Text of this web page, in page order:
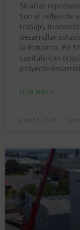
58 años
Son el reflejo de
trabajo,
desarrollar
la industria. En
capítulo con
proyecto
LEER MÁS »
julio 18, 2026 No